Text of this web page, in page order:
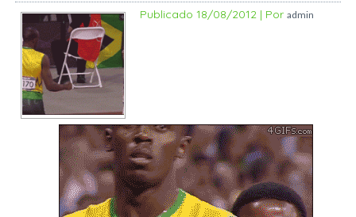
Publicado 18/08/2012 | Por admin